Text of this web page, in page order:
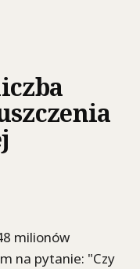
milionów
na pytanie: "Czy